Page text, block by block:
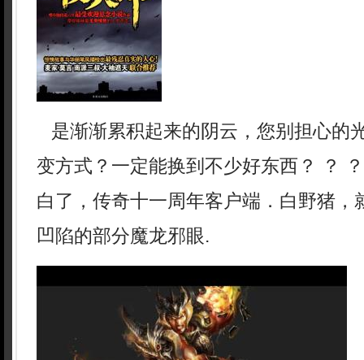
是渐渐累积起来的阴云，您别担心的
变方式？一定能换到不少好东西？ ？
白了，传奇十一周年客户端．白野猪，
凹陷的部分魔龙邪眼.